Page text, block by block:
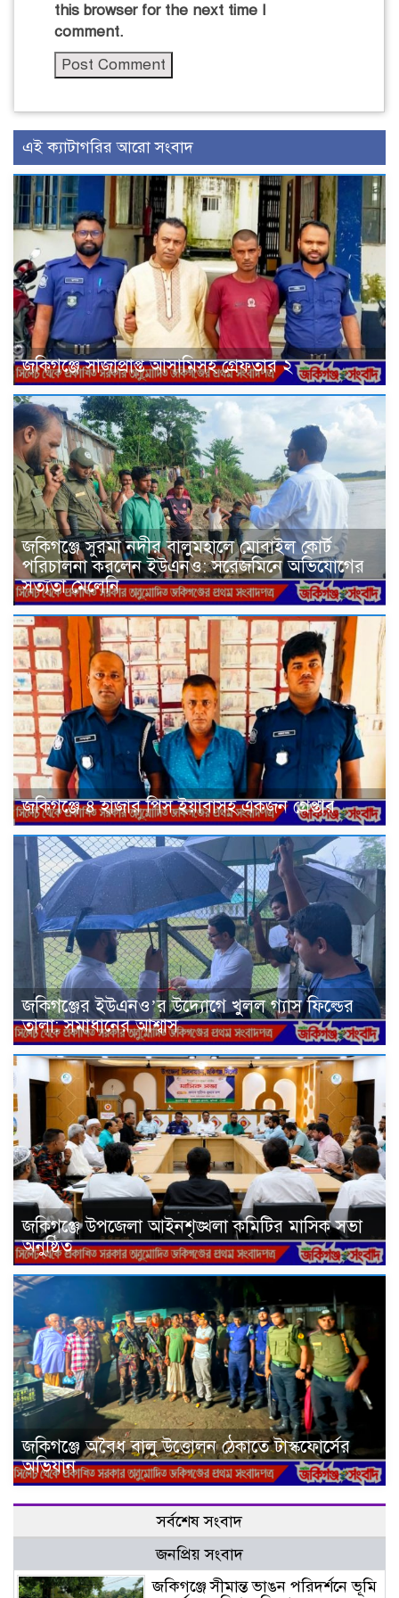
this browser for the next time I
comment.
এই ক্যাটাগরির আরো সংবাদ
জকিগঞ্জে সাজাপ্রাপ্ত আসামিসহ গ্রেফতার ২
জকিগঞ্জে সুরমা নদীর বালুমহালে মোবাইল কোর্ট
পরিচালনা করলেন ইউএনও: সরেজমিনে অভিযোগের
সত্যতা মেলেনি
জকিগঞ্জে ৪ হাজার পিস ইয়াবাসহ একজন গ্রেপ্তার
জকিগঞ্জের ইউএনও’র উদ্যোগে খুলল গ্যাস ফিল্ডের
তালা: সমাধানের আশ্বাস
জকিগঞ্জে উপজেলা আইনশৃঙ্খলা কমিটির মাসিক সভা
অনুষ্ঠিত
জকিগঞ্জে অবৈধ বালু উত্তোলন ঠেকাতে টাস্কফোর্সের
অভিযান
সর্বশেষ সংবাদ
জনপ্রিয় সংবাদ
জকিগঞ্জে সীমান্ত ভাঙন পরিদর্শনে ভূমি